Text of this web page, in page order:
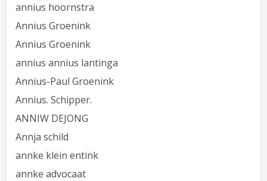
annius hoornstra
Annius Groenink
Annius Groenink
annius annius lantinga
Annius-Paul Groenink
Annius. Schipper.
ANNIW DEJONG
Annja schild
annke klein entink
annke advocaat